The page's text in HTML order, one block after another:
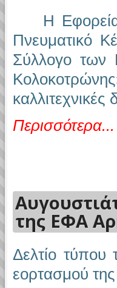
Η Εφορεία
Πνευματικό
Σύλλογο των
Περισσότερα...
της ΕΦΑ
Δελτίο τύπου
εορτασμού